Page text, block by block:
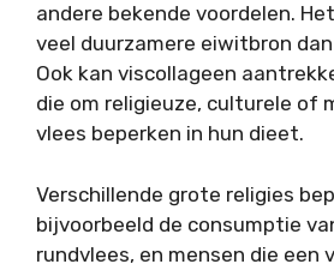
andere bekende voordelen.
veel duurzamere eiwitbron
Ook kan viscollageen
die om religieuze, culturele of
vlees beperken in hun dieet.
Verschillende grote religies
bijvoorbeeld de consumptie
rundvlees, en mensen die een